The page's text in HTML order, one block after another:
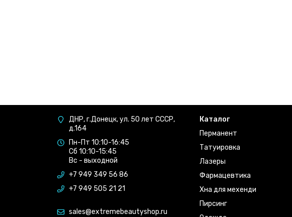
ДНР, г.Донецк, ул. 50 лет СССР,
д.164
Пн-Пт 10:10-16:45
Сб 10:10-15:45
Вс - выходной
+7 949 349 56 86
+7 949 505 21 21
sales@extremebeautyshop.ru
Каталог
Перманент
Татуировка
Лазеры
Фармацевтика
Хна для мехенди
Пирсинг